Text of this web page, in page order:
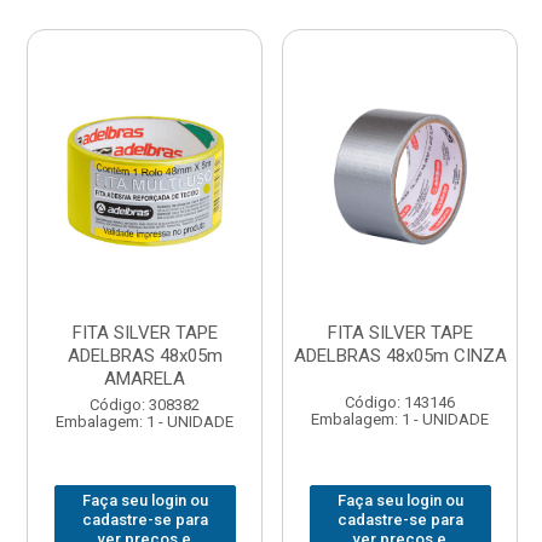
FITA SILVER TAPE
ADELBRAS 48x05m
AMARELA
Código: 308382
Embalagem: 1 - UNIDADE
Faça seu login ou
cadastre-se para
FITA SILVER TAPE
ADELBRAS 48x05m CINZA
Código: 143146
Embalagem: 1 - UNIDADE
Faça seu login ou
cadastre-se para